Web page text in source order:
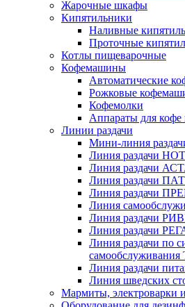
Жарочные шкафы
Кипятильники
Наливные
Проточные
Котлы пищеварочные
Кофемашины
Автоматические
Рожковые
Кофемолки
Аппараты для кофе
Линии раздачи
Мини-линия
Линия раздачи
Линия раздачи
Линия раздачи
Линия раздачи
Линия
Линия раздачи
Линия раздачи
Линия раздачи по
самообслуживания
Линия раздачи
Линия шведских
Мармиты, электроварки